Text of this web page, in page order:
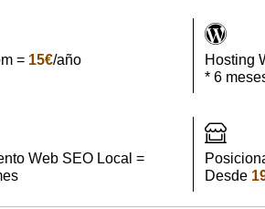
= 15€/año Hosting
* 6
Web SEO Local =
Desde